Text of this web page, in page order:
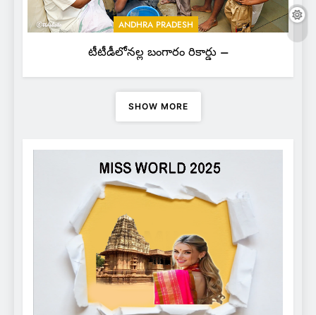
ANDHRA PRADESH
టీటీడీలోనల్ల బంగారం రికార్డు –
SHOW MORE